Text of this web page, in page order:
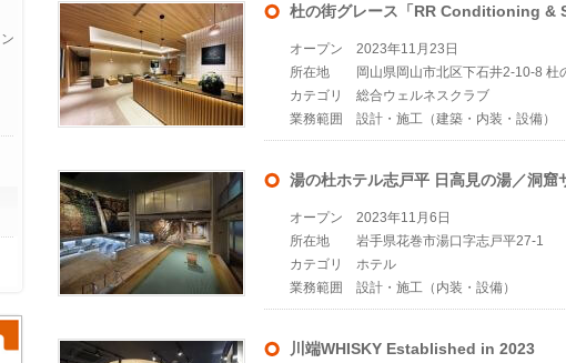
杜の街グレース「RR Conditioning &
オープン
2023年11月23日
所在地
岡山県岡山市北区下石井2-10-8 杜
カテゴリ
総合ウェルネスクラブ
業務範囲
設計・施工（建築・内装・設備）
湯の杜ホテル志戸平 日高見の湯／洞窟
オープン
2023年11月6日
所在地
岩手県花巻市湯口字志戸平27-1
カテゴリ
ホテル
業務範囲
設計・施工（内装・設備）
川端WHISKY Established in 2023